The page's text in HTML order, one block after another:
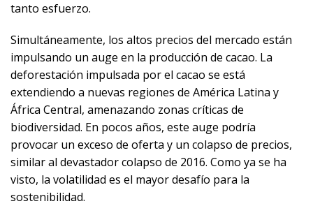
tanto esfuerzo.
Simultáneamente, los altos precios del mercado están
impulsando un auge en la producción de cacao. La
deforestación impulsada por el cacao se está
extendiendo a nuevas regiones de América Latina y
África Central, amenazando zonas críticas de
biodiversidad. En pocos años, este auge podría
provocar un exceso de oferta y un colapso de precios,
similar al devastador colapso de 2016. Como ya se ha
visto, la volatilidad es el mayor desafío para la
sostenibilidad.